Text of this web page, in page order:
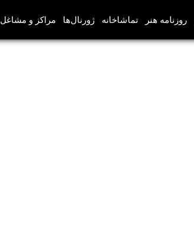
روزنامه هنر تماشاخانه ژورنال‌ها مراکز و مشاغل